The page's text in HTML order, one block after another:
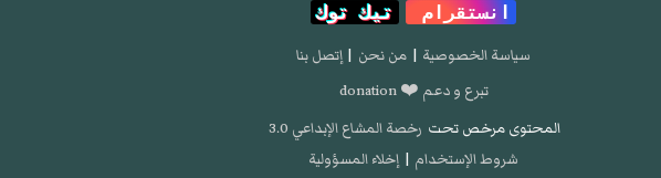
انستقرام
تيك توك
سياسة الخصوصية | من نحن | إتصل بنا
تبرع و دعم ❤️ donation
المحتوى مرخص تحت رخصة المشاع الإبداعي 3.0
شروط الإستخدام | إخلاء المسؤولية